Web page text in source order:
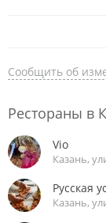
Сообщить об
Рестораны в
Vio
Казань,
Русская
Казань,